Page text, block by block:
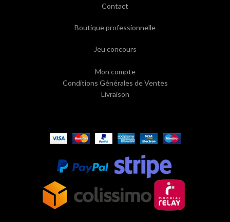
Contact
Boutique professionnelle
Jeu concours
Mon compte
Conditions Générales de Ventes
Livraison